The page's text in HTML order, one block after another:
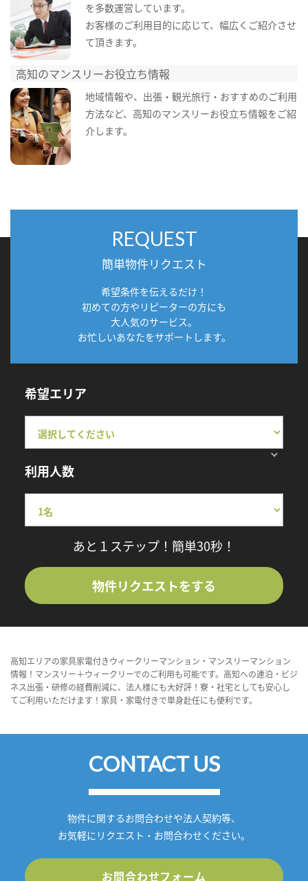
を多数運営しています。
お客様のご利用目的に応じて、幅広くご紹介させ
て頂きます。
高知のマンスリーお役立ち情報
地域情報や、出張・観光旅行・おすすめのご利用
方法など、高知のマンスリーお役立ち情報をご紹
介します。
REQUEST
簡単物件リクエスト
希望条件を伝えるだけ！
初めての方やリピーターの方にも
大人気のサービス。
お忙しいあなたをサポートします。
希望エリア
利用人数
あと１ステップ！簡単30秒！
物件リクエストをする
高知エリアの家具家電付きウィークリーマンション・マンスリーマンション
情報！マンスリー＋ウィークリーでのご利用も可能です。高知への連泊・ビジ
ネス出張・研修の経費削減に、法人様にも大好評！寮・社宅としても安心し
てご利用いただけます！家具・家電付きで単身赴任にも便利です。
CONTACT US
物件に関するお問合わせや法人契約等、
お気軽にリクエスト・お問合わせください。
お問合わせフォーム